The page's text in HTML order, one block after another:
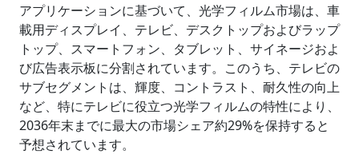
アプリケーションに基づいて、光学フィルム市場は、車
載用ディスプレイ、テレビ、デスクトップおよびラップ
トップ、スマートフォン、タブレット、サイネージおよ
び広告表示板に分割されています。このうち、テレビの
サブセグメントは、輝度、コントラスト、耐久性の向上
など、特にテレビに役立つ光学フィルムの特性により、
2036年末までに最大の市場シェア約29%を保持すると
予想されています。